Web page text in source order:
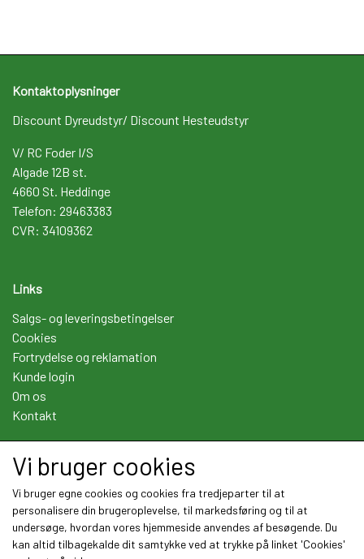
Kontaktoplysninger
Discount Dyreudstyr/ Discount Hesteudstyr
V/ RC Foder I/S
Algade 12B st.
4660 St. Heddinge
Telefon: 29463383
CVR: 34109362
Links
Salgs- og leveringsbetingelser
Cookies
Fortrydelse og reklamation
Kunde login
Om os
Kontakt
Sociale medier
Vi bruger cookies
Vi bruger egne cookies og cookies fra tredjeparter til at
personalisere din brugeroplevelse, til markedsføring og til at
undersøge, hvordan vores hjemmeside anvendes af besøgende. Du
kan altid tilbagekalde dit samtykke ved at trykke på linket 'Cookies'